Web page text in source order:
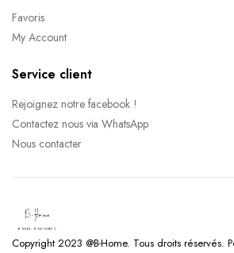
Favoris
My Account
Service client
Rejoignez notre facebook !
Contactez nous via WhatsApp
Nous contacter
Copyright 2023 @B-Home. Tous droits réservés.